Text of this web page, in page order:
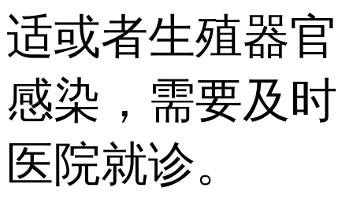
适或者生殖器官
感染，需要及时
医院就诊。